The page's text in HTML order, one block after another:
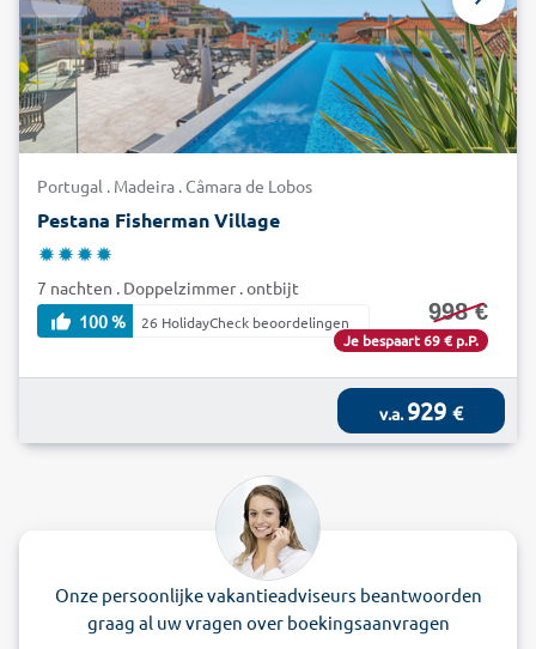
Portugal . Madeira . Câmara de Lobos
Pestana Fisherman Village
7 nachten . Doppelzimmer . ontbijt
100 %
26 HolidayCheck beoordelingen 998 €
Je bespaart 69 € p.P.
v.a.929 €
Onze persoonlijke vakantieadviseurs beantwoorden
graag al uw vragen over boekingsaanvragen